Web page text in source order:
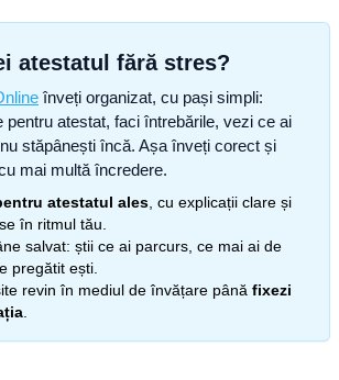
atestatul fără stres?
înveți organizat, cu pași simpli:
pentru atestat, faci întrebările, vezi ce ai
stăpânești încă. Așa înveți corect și
mai multă încredere.
atestatul ales , cu explicații clare și
în ritmul tău.
salvat: știi ce ai parcurs, ce mai ai de
pregătit ești.
revin în mediul de învățare până fixezi